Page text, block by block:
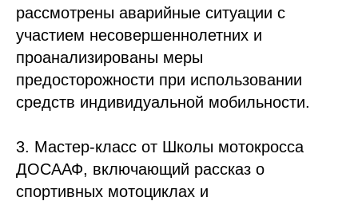
рассмотрены аварийные ситуации с
участием несовершеннолетних и
проанализированы меры
предосторожности при использовании
средств индивидуальной мобильности.
3. Мастер-класс от Школы мотокросса
ДОСААФ, включающий рассказ о
спортивных мотоциклах и